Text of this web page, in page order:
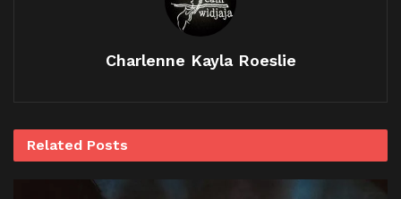
Charlenne Kayla Roeslie
Related Posts